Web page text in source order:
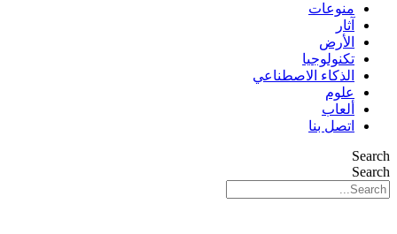
منوعات
آثار
الأرض
تكنولوجيا
الذكاء الاصطناعي
علوم
ألعاب
اتصل بنا
Search
Search